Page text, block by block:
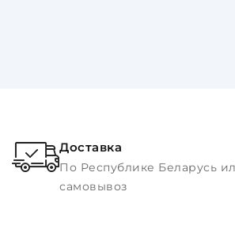
Доставка
По Республике Беларусь
самовывоз